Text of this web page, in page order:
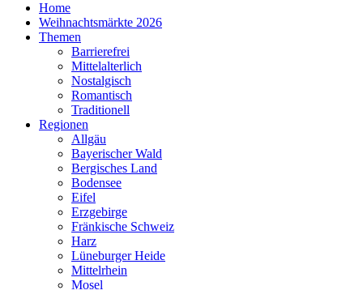
Home
Weihnachtsmärkte 2026
Themen
Barrierefrei
Mittelalterlich
Nostalgisch
Romantisch
Traditionell
Regionen
Allgäu
Bayerischer Wald
Bergisches Land
Bodensee
Eifel
Erzgebirge
Fränkische Schweiz
Harz
Lüneburger Heide
Mittelrhein
Mosel